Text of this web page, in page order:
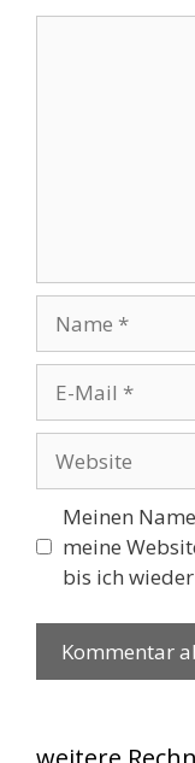
Mail
Meinen
meine
bis ich